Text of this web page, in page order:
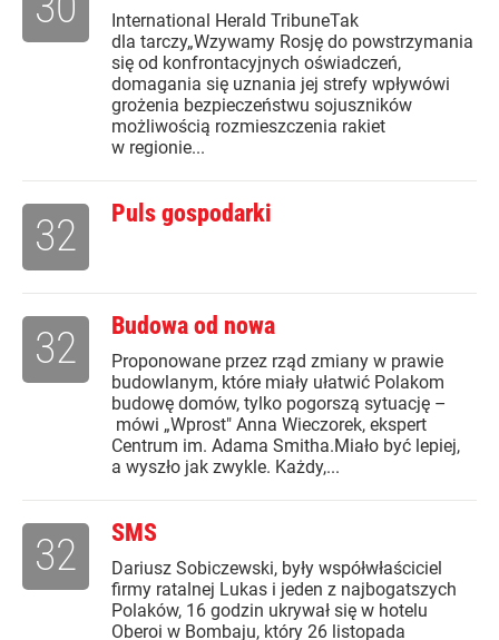
International Herald TribuneTak
dla tarczy„Wzywamy Rosję do powstrzymania
się od konfrontacyjnych oświadczeń,
domagania się uznania jej strefy wpływówi
grożenia bezpieczeństwu sojuszników
możliwością rozmieszczenia rakiet
w regionie...
Puls gospodarki
32
Budowa od nowa
Proponowane przez rząd zmiany w prawie
budowlanym, które miały ułatwić Polakom
budowę domów, tylko pogorszą sytuację –
mówi „Wprost" Anna Wieczorek, ekspert
Centrum im. Adama Smitha.Miało być lepiej,
a wyszło jak zwykle. Każdy,...
32
SMS
Dariusz Sobiczewski, były współwłaściciel
firmy ratalnej Lukas i jeden z najbogatszych
Polaków, 16 godzin ukrywał się w hotelu
Oberoi w Bombaju, który 26 listopada
32